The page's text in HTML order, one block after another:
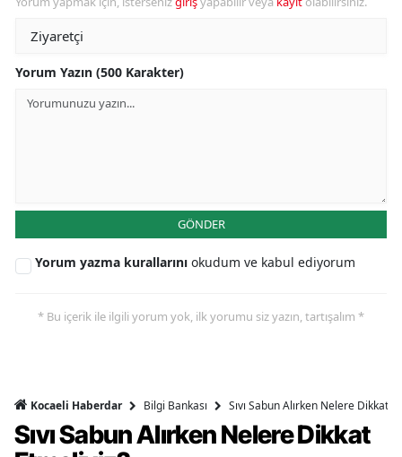
Yorum Yazın (500 Karakter)
GÖNDER
Yorum yazma kurallarını okudum ve kabul ediyorum
* Bu içerik ile ilgili yorum yok, ilk yorumu siz yazın, tartışalım *
Kocaeli Haberdar Bilgi Bankası Sıvı Sabun Alırken Nelere Dikkat
Sıvı Sabun Alırken Nelere Dikkat